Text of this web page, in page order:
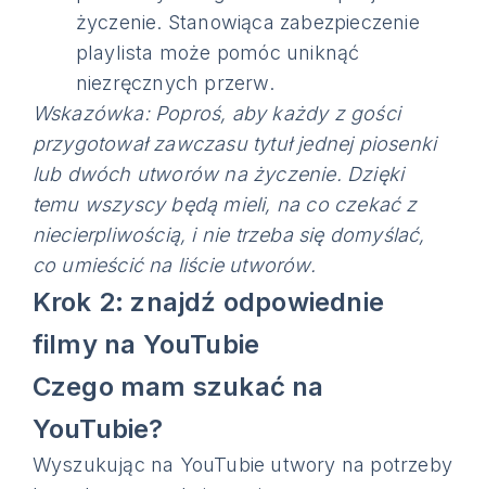
życzenie. Stanowiąca zabezpieczenie
playlista może pomóc uniknąć
niezręcznych przerw.
Wskazówka: Poproś, aby każdy z gości
przygotował zawczasu tytuł jednej piosenki
lub dwóch utworów na życzenie. Dzięki
temu wszyscy będą mieli, na co czekać z
niecierpliwością, i nie trzeba się domyślać,
co umieścić na liście utworów.
Krok 2: znajdź odpowiednie
filmy na YouTubie
Czego mam szukać na
YouTubie?
Wyszukując na YouTubie utwory na potrzeby